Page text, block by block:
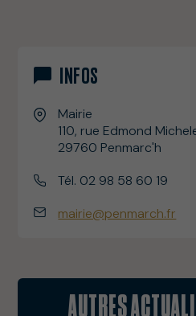
INFOS
Mairie
110, rue Edmond
29760 Penmarc'h
Tél. 02 98 58 60 19
mairie@penmarch.fr
AUTRES